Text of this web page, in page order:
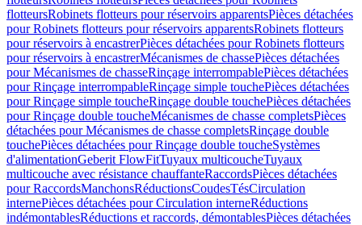
flotteursRobinets flotteurs pour réservoirs apparentsPièces détachées
pour Robinets flotteurs pour réservoirs apparentsRobinets flotteurs
pour réservoirs à encastrerPièces détachées pour Robinets flotteurs
pour réservoirs à encastrerMécanismes de chassePièces détachées
pour Mécanismes de chasseRinçage interrompablePièces détachées
pour Rinçage interrompableRinçage simple touchePièces détachées
pour Rinçage simple toucheRinçage double touchePièces détachées
pour Rinçage double toucheMécanismes de chasse completsPièces
détachées pour Mécanismes de chasse completsRinçage double
touchePièces détachées pour Rinçage double toucheSystèmes
d'alimentationGeberit FlowFitTuyaux multicoucheTuyaux
multicouche avec résistance chauffanteRaccordsPièces détachées
pour RaccordsManchonsRéductionsCoudesTésCirculation
internePièces détachées pour Circulation interneRéductions
indémontablesRéductions et raccords, démontablesPièces détachées